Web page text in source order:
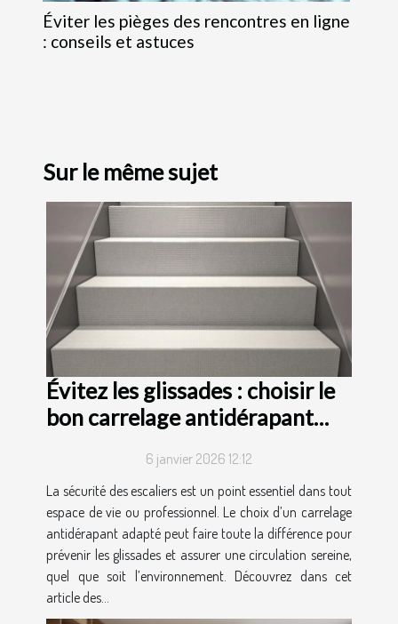
Éviter les pièges des rencontres en ligne
: conseils et astuces
Sur le même sujet
Évitez les glissades : choisir le
bon carrelage antidérapant
6 janvier 2026 12:12
La sécurité des escaliers est un point essentiel dans tout
espace de vie ou professionnel. Le choix d’un carrelage
antidérapant adapté peut faire toute la différence pour
prévenir les glissades et assurer une circulation sereine,
quel que soit l’environnement. Découvrez dans cet
article des...